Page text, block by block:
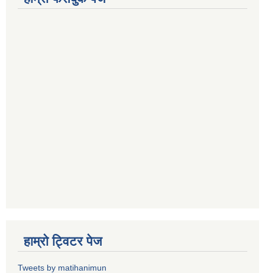
हाम्राे ट्विटर पेज
Tweets by matihanimun